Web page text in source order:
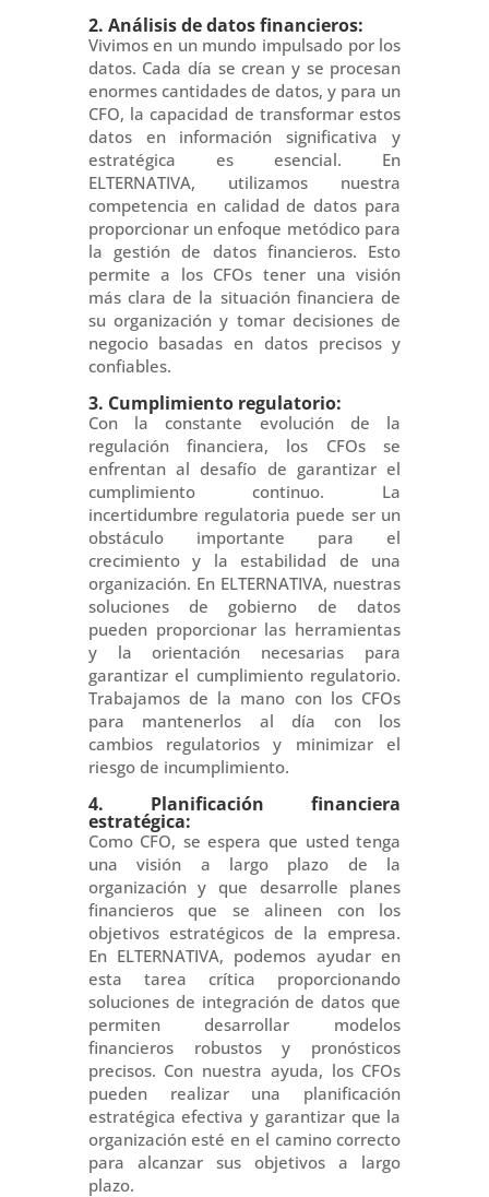
2. Análisis de datos financieros:
Vivimos en un mundo impulsado por los
datos. Cada día se crean y se procesan
enormes cantidades de datos, y para un
CFO, la capacidad de transformar estos
datos en información significativa y
estratégica es esencial. En
ELTERNATIVA, utilizamos nuestra
competencia en calidad de datos para
proporcionar un enfoque metódico para
la gestión de datos financieros. Esto
permite a los CFOs tener una visión
más clara de la situación financiera de
su organización y tomar decisiones de
negocio basadas en datos precisos y
confiables.
3. Cumplimiento regulatorio:
Con la constante evolución de la
regulación financiera, los CFOs se
enfrentan al desafío de garantizar el
cumplimiento continuo. La
incertidumbre regulatoria puede ser un
obstáculo importante para el
crecimiento y la estabilidad de una
organización. En ELTERNATIVA, nuestras
soluciones de gobierno de datos
pueden proporcionar las herramientas
y la orientación necesarias para
garantizar el cumplimiento regulatorio.
Trabajamos de la mano con los CFOs
para mantenerlos al día con los
cambios regulatorios y minimizar el
riesgo de incumplimiento.
4. Planificación financiera
estratégica:
Como CFO, se espera que usted tenga
una visión a largo plazo de la
organización y que desarrolle planes
financieros que se alineen con los
objetivos estratégicos de la empresa.
En ELTERNATIVA, podemos ayudar en
esta tarea crítica proporcionando
soluciones de integración de datos que
permiten desarrollar modelos
financieros robustos y pronósticos
precisos. Con nuestra ayuda, los CFOs
pueden realizar una planificación
estratégica efectiva y garantizar que la
organización esté en el camino correcto
para alcanzar sus objetivos a largo
plazo.